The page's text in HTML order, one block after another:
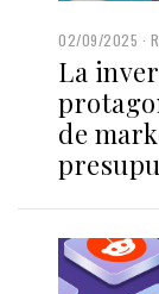
02/09/2025
La
de